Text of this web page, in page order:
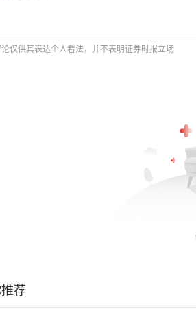
仅供其表达个人看法，并不表明证券时报立场
荐